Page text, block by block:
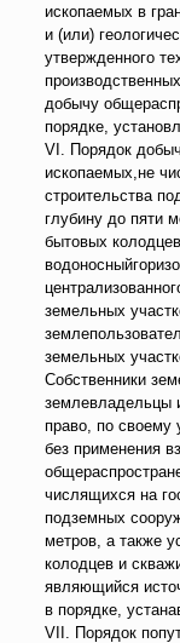
ископаемых в
и (или)
утвержденного
добычу
порядке,
VI. Порядок
ископаемых,не
строительства
глубину до пяти
бытовых
земельных
земельных
Собственники
землевладельцы
право, по своему
без применения
числящихся на
подземных
метров, а также
колодцев и
являющийся
в порядке,
VII. Порядок